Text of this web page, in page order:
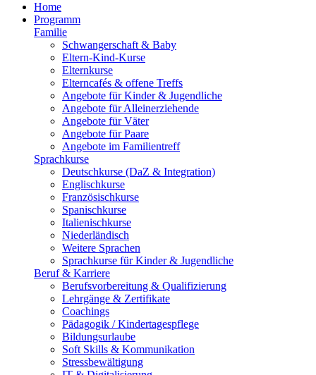
Home
Programm
Familie
Schwangerschaft & Baby
Eltern-Kind-Kurse
Elternkurse
Elterncafés & offene Treffs
Angebote für Kinder & Jugendliche
Angebote für Alleinerziehende
Angebote für Väter
Angebote für Paare
Angebote im Familientreff
Sprachkurse
Deutschkurse (DaZ & Integration)
Englischkurse
Französischkurse
Spanischkurse
Italienischkurse
Niederländisch
Weitere Sprachen
Sprachkurse für Kinder & Jugendliche
Beruf & Karriere
Berufsvorbereitung & Qualifizierung
Lehrgänge & Zertifikate
Coachings
Pädagogik / Kindertagespflege
Bildungsurlaube
Soft Skills & Kommunikation
Stressbewältigung